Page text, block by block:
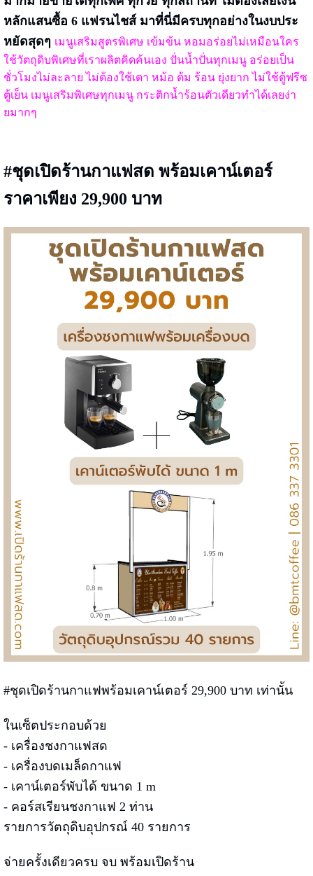
หลักแสนซื้อ 6 แฟรนไชส์ มาที่นี่มีครบทุกอย่างในงบประ
หยัดสุดๆ เมนูเสริมสูตรพิเศษ เข้มข้น หอมอร่อยไม่เหมือนใคร
ใช้วัตถุดิบพิเศษที่เราผลิตคิดค้นเอง ปั่นน้ำปั่นทุกเมนู อร่อยเป็น
ชั่วโมงไม่ละลาย ไม่ต้องใช้เตา หม้อ ต้ม ร้อน ยุ่งยาก ไม่ใช้ตู้ฟรีซ
ตู้เย็น เมนูเสริมพิเศษทุกเมนู กระติกน้ำร้อนตัวเดียวทำได้เลยง่า
ยมากๆ
#ชุดเปิดร้านกาแฟสด พร้อมเคาน์เตอร์
ราคาเพียง 29,900 บาท
#ชุดเปิดร้านกาแฟพร้อมเคาน์เตอร์ 29,900 บาท เท่านั้น
ในเซ็ตประกอบด้วย
- เครื่องชงกาแฟสด
- เครื่องบดเมล็ดกาแฟ
- เคาน์เตอร์พับได้ ขนาด 1 m
- คอร์สเรียนชงกาแฟ 2 ท่าน
รายการวัตถุดิบอุปกรณ์ 40 รายการ
จ่ายครั้งเดียวครบ จบ พร้อมเปิดร้าน